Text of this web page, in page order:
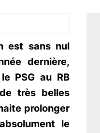
est sans nul
dernière,
PSG au RB
très belles
prolonger
le